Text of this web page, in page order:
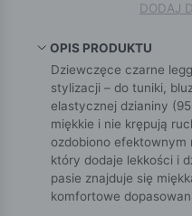
DODAJ
OPIS PRODUKTU
Dziewczęce czarne
stylizacji – do tuniki,
elastycznej dzianiny
miękkie i nie krępują
ozdobiono efektownym
który dodaje lekkości i
pasie znajduje się
komfortowe